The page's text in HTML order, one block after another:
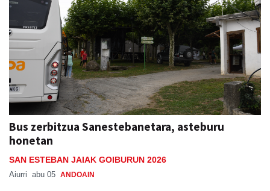
Bus zerbitzua Sanestebanetara, asteburu
honetan
SAN ESTEBAN JAIAK GOIBURUN 2026
Aiurri abu 05 ANDOAIN